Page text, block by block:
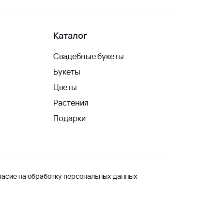
Каталог
Свадебные букеты
Букеты
Цветы
Растения
Подарки
на обработку персональных данных